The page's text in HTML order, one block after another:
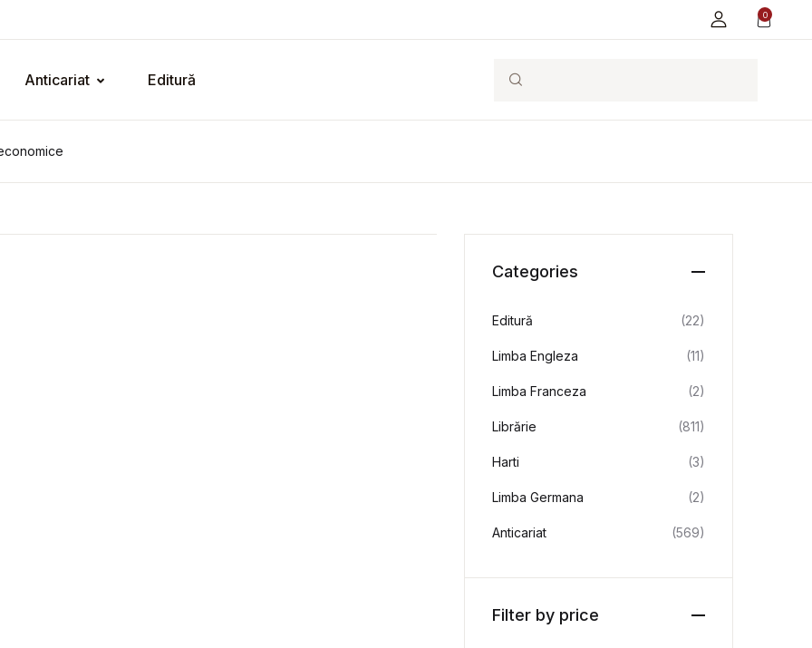
0
Anticariat Editură Search
Categories
Editură (22)
Limba Engleza (11)
Limba Franceza (2)
Librărie (811)
Harti (3)
Limba Germana (2)
Anticariat (569)
Filter by price